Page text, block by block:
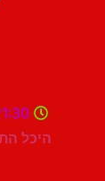
היכל התרבות
21:30